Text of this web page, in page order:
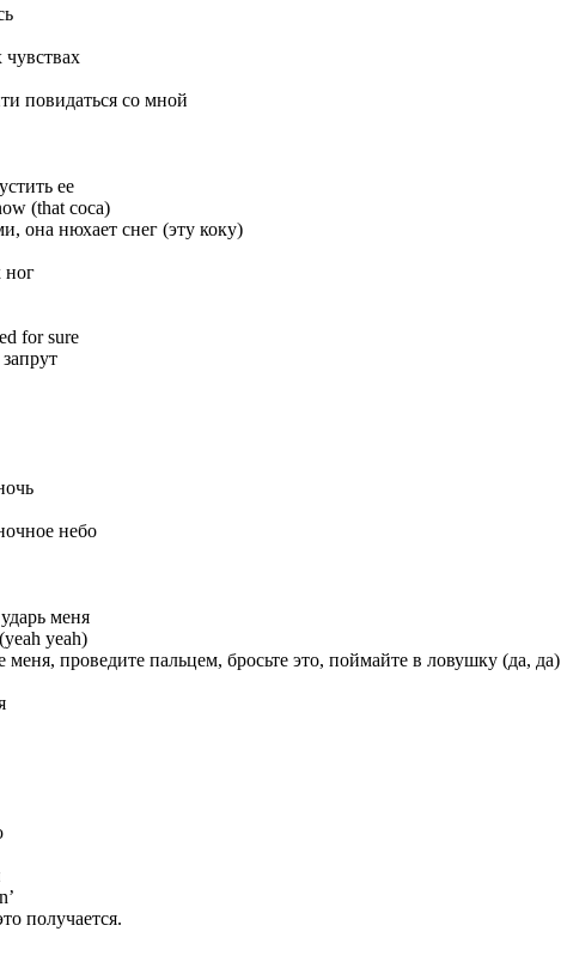
чувствах
повидаться со мной
ее
(that coca)
она нюхает снег (эту коку)
ног
for sure
небо
меня
yeah)
проведите пальцем, бросьте это, поймайте в ловушку (да, да)
получается.